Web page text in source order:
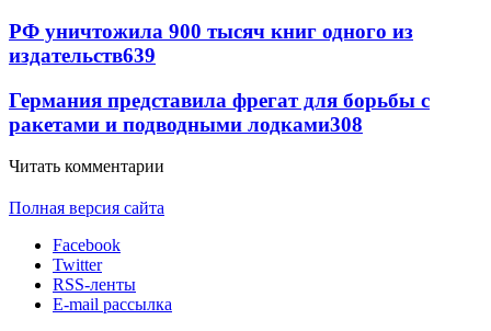
РФ уничтожила 900 тысяч книг одного из
издательств639
Германия представила фрегат для борьбы с
ракетами и подводными лодками308
Читать комментарии
Полная версия сайта
Facebook
Twitter
RSS-ленты
E-mail рассылка